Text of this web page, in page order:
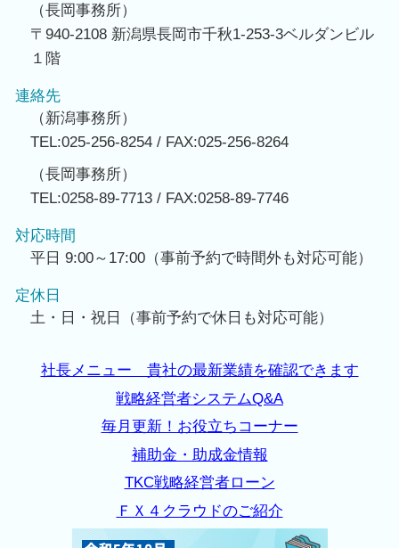
（長岡事務所）
〒940-2108 新潟県長岡市千秋1-253-3ベルダンビル
１階
連絡先
（新潟事務所）
TEL:025-256-8254 / FAX:025-256-8264
（長岡事務所）
TEL:0258-89-7713 / FAX:0258-89-7746
対応時間
平日 9:00～17:00（事前予約で時間外も対応可能）
定休日
土・日・祝日（事前予約で休日も対応可能）
社長メニュー 貴社の最新業績を確認できます
戦略経営者システムQ&A
毎月更新！お役立ちコーナー
補助金・助成金情報
TKC戦略経営者ローン
ＦＸ４クラウドのご紹介